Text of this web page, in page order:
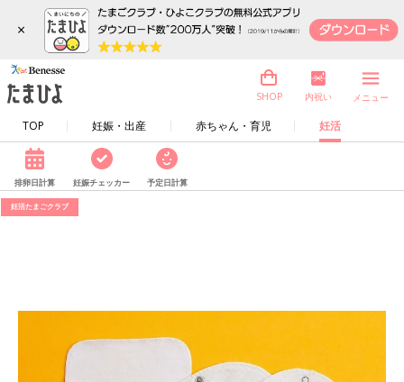
×
TOP 妊娠・出産 赤ちゃん・育児 妊活
SHOP 内祝い メニュー
排卵日計算 妊娠チェッカー 予定日計算
妊活たまごクラブ